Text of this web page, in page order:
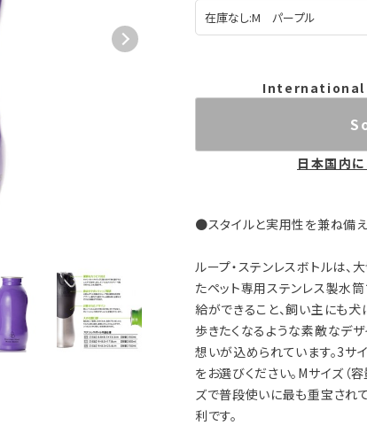
International
日本国内
●スタイルと実用性を兼ね備
ループ・ステンレスボトルは
たペット専用ステンレス製水
給ができること、飼い主にも犬
歩きたくなるような素敵なデ
想いが込められています。3
をお選びください。Mサイズ（
ズで普段使いに最も重宝され
利です。